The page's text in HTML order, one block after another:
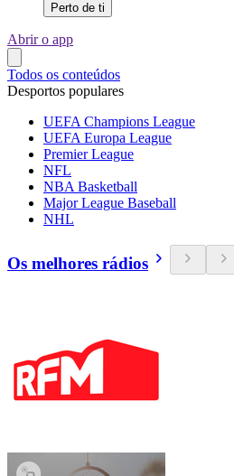
Perto de ti
Abrir o app
Todos os conteúdos
Desportos populares
UEFA Champions League
UEFA Europa League
Premier League
NFL
NBA Basketball
Major League Baseball
NHL
Os melhores rádios